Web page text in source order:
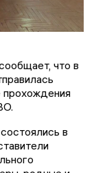
что в
прохождения
в